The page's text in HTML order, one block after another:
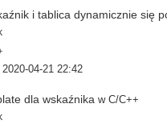
i tablica dynamicznie się
2020-04-21 22:42
dla wskaźnika w C/C++